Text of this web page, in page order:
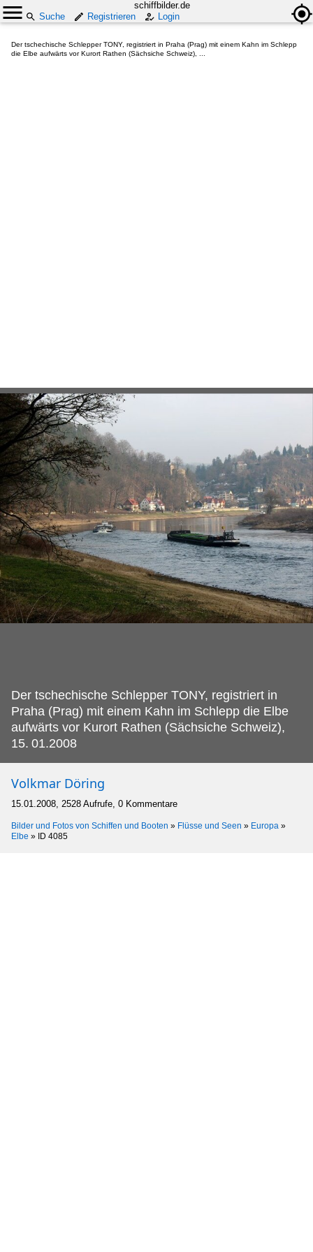
schiffbilder.de
Suche
Registrieren Login
Der tschechische Schlepper TONY, registriert in Praha (Prag) mit einem Kahn im Schlepp
die Elbe aufwärts vor Kurort Rathen (Sächsiche Schweiz), ...
Der tschechische Schlepper TONY, registriert in
Praha (Prag) mit einem Kahn im Schlepp die Elbe
aufwärts vor Kurort Rathen (Sächsiche Schweiz),
15. 01.2008
Volkmar Döring
15.01.2008, 2528 Aufrufe, 0 Kommentare
Bilder und Fotos von Schiffen und Booten » Flüsse und Seen » Europa »
Elbe » ID 4085